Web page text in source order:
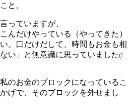
と。
っていますが、
んだけやっている（やってきた）
。口だけだして、時間もお金も相
い」と無意識に思っていました(/
のお金のブロックになっているこ
げで、そのブロックを外せまし